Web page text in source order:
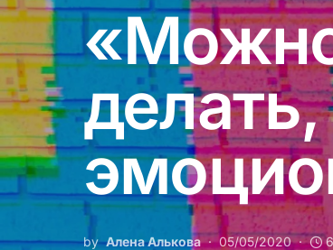
by Алена Алькова 05/05/2020